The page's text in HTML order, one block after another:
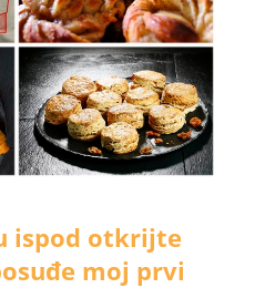
ispod otkrijte
moj prvi